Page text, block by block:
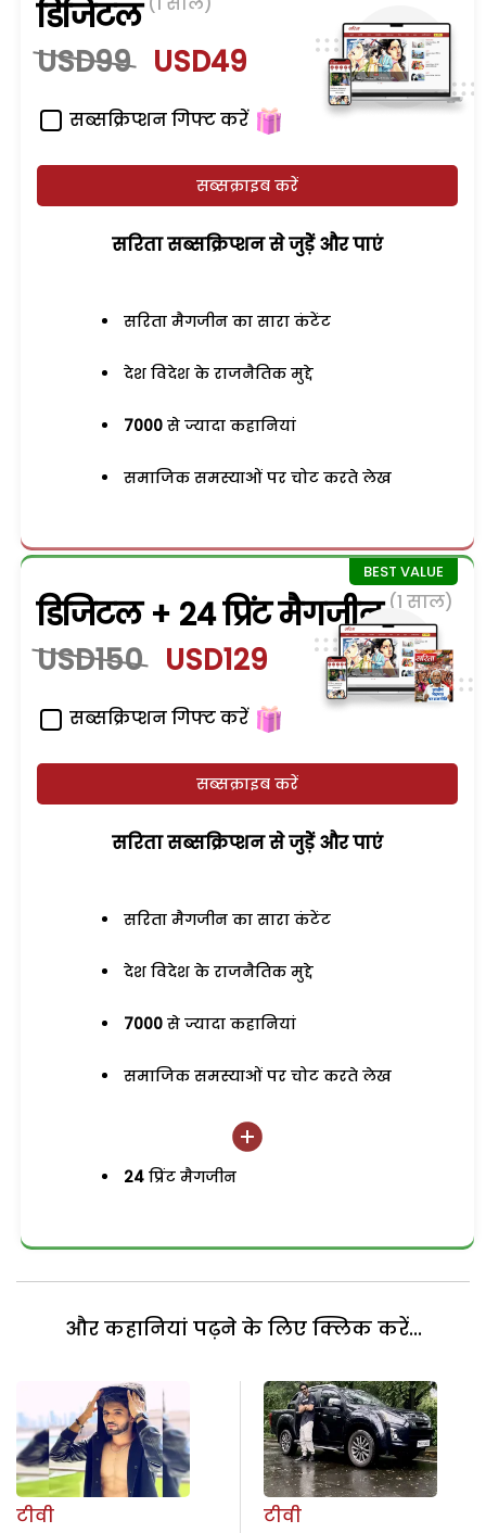
डिजिटल
USD99 USD49
सब्सक्रिप्शन गिफ्ट करें
सब्सक्राइब करें
सरिता सब्सक्रिप्शन से जुड़ेें और पाएं
सरिता मैगजीन का सारा कंटेंट
देश विदेश के राजनैतिक मुद्दे
7000 से ज्यादा कहानियां
समाजिक समस्याओं पर चोट करते लेख
डिजिटल + 24 प्रिंट मैगजीन (1 साल)
USD150 USD129
सब्सक्रिप्शन गिफ्ट करें
सब्सक्राइब करें
सरिता सब्सक्रिप्शन से जुड़ेें और पाएं
सरिता मैगजीन का सारा कंटेंट
देश विदेश के राजनैतिक मुद्दे
7000 से ज्यादा कहानियां
समाजिक समस्याओं पर चोट करते लेख
24 प्रिंट मैगजीन
और कहानियां पढ़ने के लिए क्लिक करें...
टीवी
टीवी